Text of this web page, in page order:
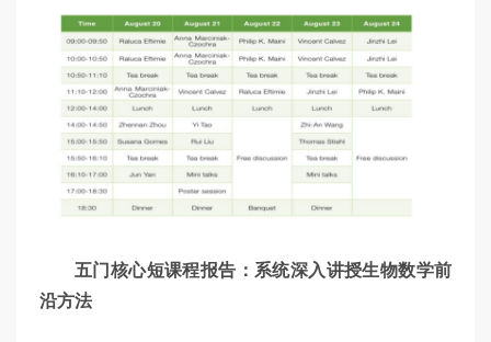
五门核心短课程报告：系统深入讲授生物数学前
沿方法